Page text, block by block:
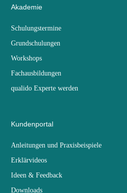
Akademie
Schulungstermine
Grundschulungen
Workshops
Fachausbildungen
qualido Experte werden
Kundenportal
Anleitungen und Praxisbeispiele
Erklärvideos
Ideen & Feedback
Downloads